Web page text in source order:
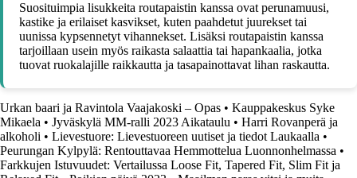
Suosituimpia lisukkeita routapaistin kanssa ovat perunamuusi,
kastike ja erilaiset kasvikset, kuten paahdetut juurekset tai
uunissa kypsennetyt vihannekset. Lisäksi routapaistin kanssa
tarjoillaan usein myös raikasta salaattia tai hapankaalia, jotka
tuovat ruokalajille raikkautta ja tasapainottavat lihan raskautta.
Urkan baari ja Ravintola Vaajakoski – Opas • Kauppakeskus Syke
Mikaela • Jyväskylä MM-ralli 2023 Aikataulu • Harri Rovanperä ja
alkoholi • Lievestuore: Lievestuoreen uutiset ja tiedot Laukaalla •
Peurungan Kylpylä: Rentouttavaa Hemmottelua Luonnonhelmassa •
Farkkujen Istuvuudet: Vertailussa Loose Fit, Tapered Fit, Slim Fit ja